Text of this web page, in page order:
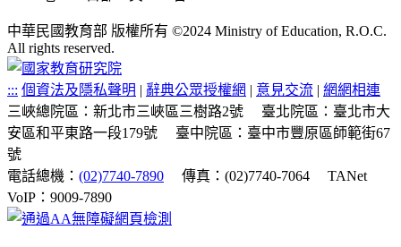
中華民國教育部 版權所有 ©2024 Ministry of Education, R.O.C.
All rights reserved.
::: 個資法及隱私聲明 | 辭典公眾授權網 | 意見交流 | 網網相連
三峽總院區：新北市三峽區三樹路2號
臺北院區：臺北市大
安區和平東路一段179號
臺中院區：臺中市豐原區師範街67
號
電話總機： (02)7740-7890 傳真：(02)7740-7064
TANet
VoIP：9009-7890